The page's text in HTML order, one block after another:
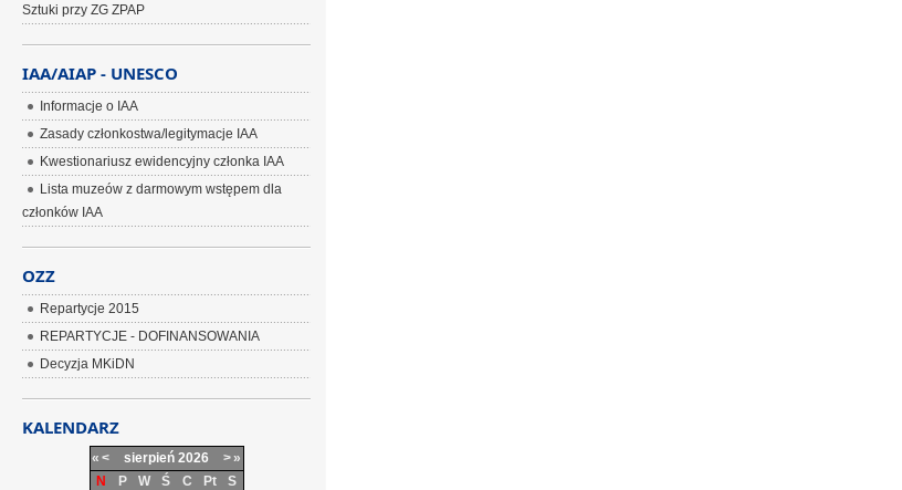
Sztuki przy ZG ZPAP
IAA/AIAP - UNESCO
Informacje o IAA
Zasady członkostwa/legitymacje IAA
Kwestionariusz ewidencyjny członka IAA
Lista muzeów z darmowym wstępem dla
członków IAA
OZZ
Repartycje 2015
REPARTYCJE - DOFINANSOWANIA
Decyzja MKiDN
KALENDARZ
« < sierpień 2026 >»
N
P W Ś C Pt
S